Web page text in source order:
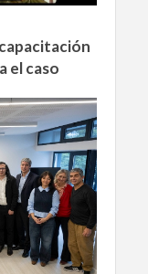
el caso